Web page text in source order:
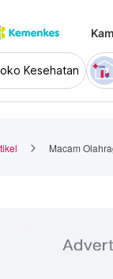
Kesehatan
Macam